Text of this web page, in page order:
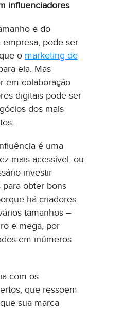
influenciadores
e do
pode ser
o marketing de
ela. Mas
em colaboração
digitais pode ser
dos mais
é uma
mais acessível, ou
investir
para obter bons
há criadores
tamanhos –
e mega, por
em inúmeros
com os
que ressoem
sua marca